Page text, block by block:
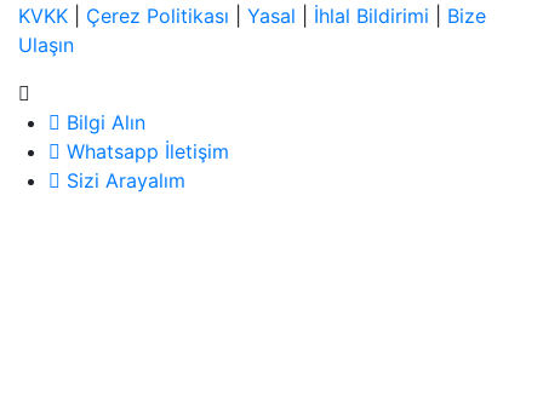
KVKK
Çerez Politikası Yasal İhlal Bildirimi
Bize
Ulaşın
Bilgi Alın
Whatsapp İletişim
Sizi Arayalım